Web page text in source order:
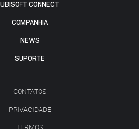
UBISOFT CONNECT
COMPANHIA
NEWS
SUPORTE
CONTATOS
PRIVACIDADE
TERMOS